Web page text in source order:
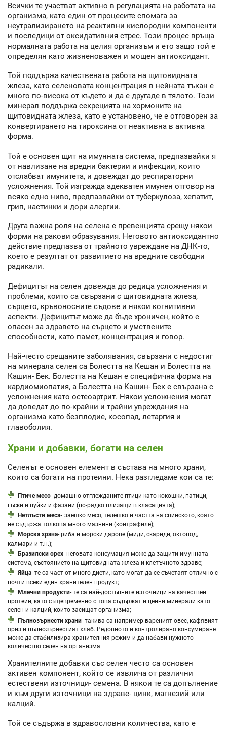
Всички те участват активно в регулацията на работата на
организма, като един от процесите спомага за
неутрализирането на реактивни кислородни компоненти
и последици от оксидативния стрес. Този процес връща
нормалната работа на целия организъм и ето защо той е
определян като жизненоважен и мощен антиоксидант.
Той поддържа качествената работа на щитовидната
жлеза, като селеновата концентрация в нейната тъкан е
много по-висока от където и да е другаде в тялото. Този
минерал поддържа секрецията на хормоните на
щитовидната жлеза, като е установено, че е отговорен за
конвертирането на тироксина от неактивна в активна
форма.
Той е основен щит на имунната система, предпазвайки я
от навлизане на вредни бактерии и инфекции, които
отслабват имунитета, и довеждат до респираторни
усложнения. Той изгражда адекватен имунен отговор на
всяко едно ниво, предпазвайки от туберкулоза, хепатит,
грип, настинки и дори алергии.
Друга важна роля на селена е превенцията срещу някои
форми на ракови образувания. Неговото антиоксидантно
действие предпазва от трайното увреждане на ДНК-то,
което е резултат от развитието на вредните свободни
радикали.
Дефицитът на селен довежда до редица усложнения и
проблеми, които са свързани с щитовидната жлеза,
сърцето, кръвоносните съдове и някои когнитивни
аспекти. Дефицитът може да бъде хроничен, който е
опасен за здравето на сърцето и умствените
способности, като памет, концентрация и говор.
Най-често срещаните заболявания, свързани с недостиг
на минерала селен са Болестта на Кешан и Болестта на
Кашин- Бек. Болестта на Кешан е специфична форма на
кардиомиопатия, а Болестта на Кашин- Бек е свързана с
усложнения като остеоартрит. Някои усложнения могат
да доведат до по-крайни и трайни увреждания на
организма като безплодие, косопад, летаргия и
главоболия.
Храни и добавки, богати на селен
Селенът е основен елемент в състава на много храни,
които са богати на протеини. Нека разгледаме кои са те:
Птиче месо- домашно отглежданите птици като кокошки, патици,
гъски и пуйки и фазани (по-рядко влизащи в класацията);
Нетлъсти меса- заешко месо, телешко и частта на свинското, която
не съдържа толкова много мазнини (контрафиле);
Морска храна- риба и морски дарове (миди, скариди, октопод,
калмари и т.н.);
Бразилски орех- неговата консумация може да защити имунната
система, състоянието на щитовидната жлеза и клетъчното здраве;
Яйца- те са част от много диети, като могат да се съчетаят отлично с
почти всеки един хранителен продукт;
Млечни продукти- те са най-достъпните източници на качествен
протеин, като същевременно с това съдържат и ценни минерали като
селен и калций, които засищат организма;
Пълнозърнести храни- такива са например вареният овес, кафявият
ориз и пълнозърнестият хляб. Редовното и контролирано консумиране
може да стабилизира хранителния режим и да набави нужното
количество селен на организма.
Хранителните добавки със селен често са основен
активен компонент, който се извлича от различни
естествени източници- семена. В някои те са допълнение
и към други източници на здраве- цинк, магнезий или
калций.
Той се съдържа в здравословни количества, като е